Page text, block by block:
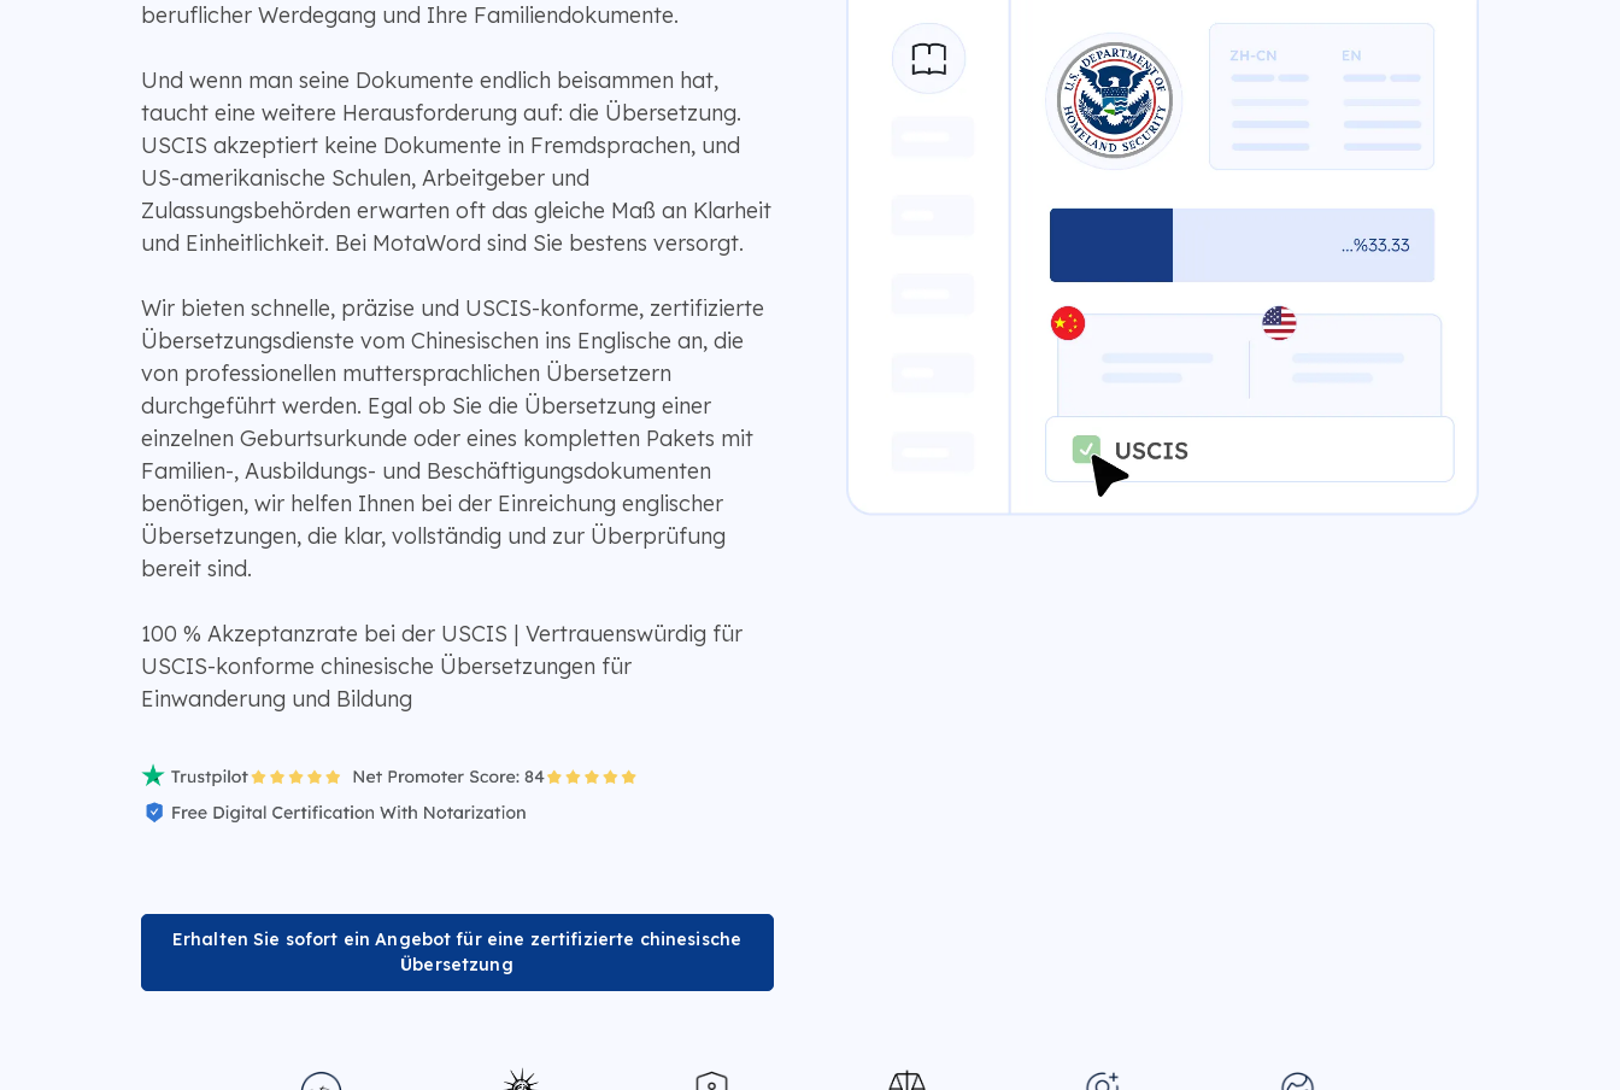
beruflicher Werdegang und Ihre Familiendokumente.
Und wenn man seine Dokumente endlich beisammen hat,
taucht eine weitere Herausforderung auf: die Übersetzung.
USCIS akzeptiert keine Dokumente in Fremdsprachen, und
US-amerikanische Schulen, Arbeitgeber und
Zulassungsbehörden erwarten oft das gleiche Maß an Klarheit
und Einheitlichkeit. Bei MotaWord sind Sie bestens versorgt.
Wir bieten schnelle, präzise und USCIS-konforme, zertifizierte
Übersetzungsdienste vom Chinesischen ins Englische an, die
von professionellen muttersprachlichen Übersetzern
durchgeführt werden. Egal ob Sie die Übersetzung einer
einzelnen Geburtsurkunde oder eines kompletten Pakets mit
Familien-, Ausbildungs- und Beschäftigungsdokumenten
benötigen, wir helfen Ihnen bei der Einreichung englischer
Übersetzungen, die klar, vollständig und zur Überprüfung
bereit sind.
100 % Akzeptanzrate bei der USCIS | Vertrauenswürdig für
USCIS-konforme chinesische Übersetzungen für
Einwanderung und Bildung
Erhalten Sie sofort ein Angebot für eine zertifizierte chinesische
Übersetzung